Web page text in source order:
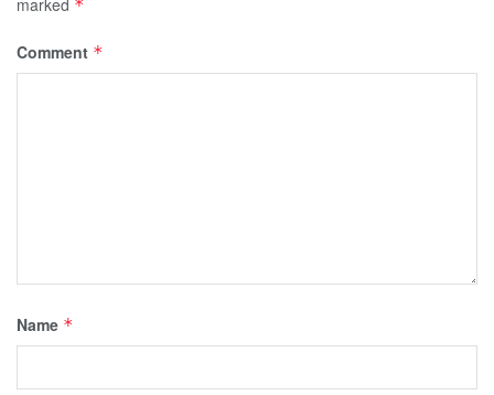
marked *
Comment *
Name *